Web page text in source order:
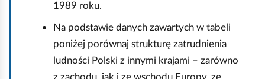
1989 roku.
Na podstawie danych zawartych w tabeli
poniżej porównaj strukturę zatrudnienia
ludności Polski z innymi krajami – zarówno